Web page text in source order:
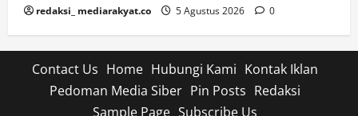
redaksi_ mediarakyat.co 5 Agustus 2026 0
Contact Us Home Hubungi Kami Kontak Iklan
Pedoman Media Siber Pin Posts Redaksi
Sample Page Subscribe Us